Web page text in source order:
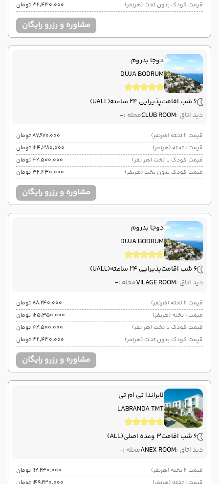
قیمت کودک بدون تخت (هرنفر)
۳۲٬۴۳۰٬۰۰۰ تومان
مشاوره و رزرو رایگان
دوجا بدروم
DUJA BODRUM
6 شب اقامت پذیرایی 24 ساعته
(UALL)
دید اتاق :CLUB ROOMمحله :-
قیمت 2 تخته (هرنفر)
۸۷٬۶۷۰٬۰۰۰ تومان
قیمت 1 تخته (هرنفر)
۱۲۴٬۳۸۰٬۰۰۰ تومان
قیمت کودک با تخت (هر نفر)
۴۲٬۵۰۰٬۰۰۰ تومان
قیمت کودک بدون تخت (هرنفر)
۳۲٬۴۳۰٬۰۰۰ تومان
مشاوره و رزرو رایگان
دوجا بدروم
DUJA BODRUM
6 شب اقامت پذیرایی 24 ساعته
(UALL)
دید اتاق :VILAGE ROOMمحله :-
قیمت 2 تخته (هرنفر)
۸۸٬۲۴۰٬۰۰۰ تومان
قیمت 1 تخته (هرنفر)
۱۲۵٬۳۵۰٬۰۰۰ تومان
قیمت کودک با تخت (هر نفر)
۴۲٬۵۰۰٬۰۰۰ تومان
قیمت کودک بدون تخت (هرنفر)
۳۲٬۴۳۰٬۰۰۰ تومان
مشاوره و رزرو رایگان
لابراندا تی ام تی
LABRANDA TMT
6 شب اقامت 3 وعده اصلی
(ALL)
دید اتاق :ANEX ROOMمحله :-
قیمت 2 تخته (هرنفر)
۹۲٬۲۳۰٬۰۰۰ تومان